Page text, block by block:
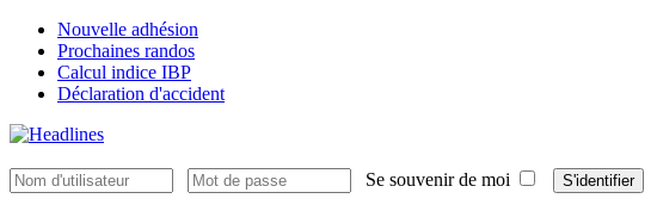
Nouvelle adhésion
Prochaines randos
Calcul indice IBP
Déclaration d'accident
Se souvenir de moi S'identifier